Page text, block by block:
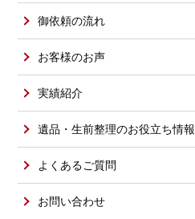
御依頼の流れ
お客様のお声
実績紹介
遺品・生前整理のお役立ち情報
よくあるご質問
お問い合わせ